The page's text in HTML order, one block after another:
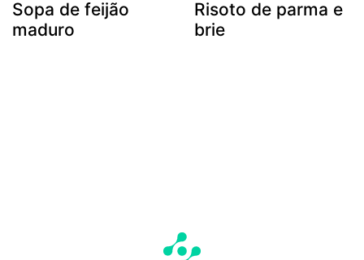
Sopa de feijão
maduro
Risoto de parma e
brie